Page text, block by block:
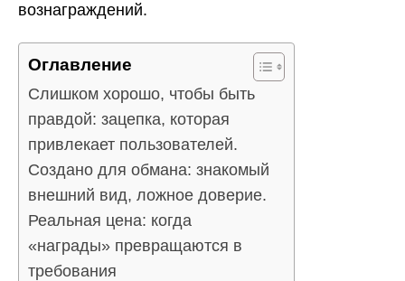
вознаграждений.
Оглавление
Слишком хорошо, чтобы быть
правдой: зацепка, которая
привлекает пользователей.
Создано для обмана: знакомый
внешний вид, ложное доверие.
Реальная цена: когда
«награды» превращаются в
требования